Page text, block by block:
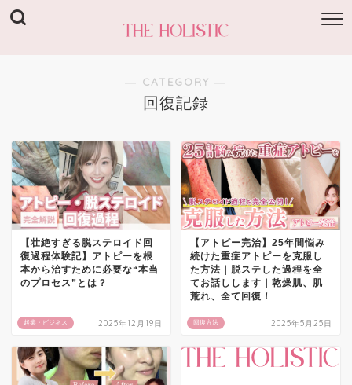
― CATEGORY ―
回復記録
起業・ビジネス
【壮絶すぎる脱ステロイド回
復過程体験記】アトピーを根
本から治すために必要な“本当
のプロセス”とは？
2025年12月19日 回復方法
【アトピー完治】25年間悩み
続けた重症アトピーを克服し
た方法｜脱ステした過程を全
てお話しします｜乾燥肌、肌
荒れ、全て回復！
2025年5月25日